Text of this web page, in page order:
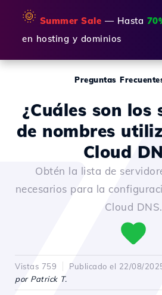
🌞 Summer Sale — Hasta
en hosting y dominios
Preguntas
¿Cuáles son los
de nombres
Cloud
Obtén la lista de
necesarios para la
Cloud DNS.
Vistas 759
Publicado el 22/08/
por Patrick T.